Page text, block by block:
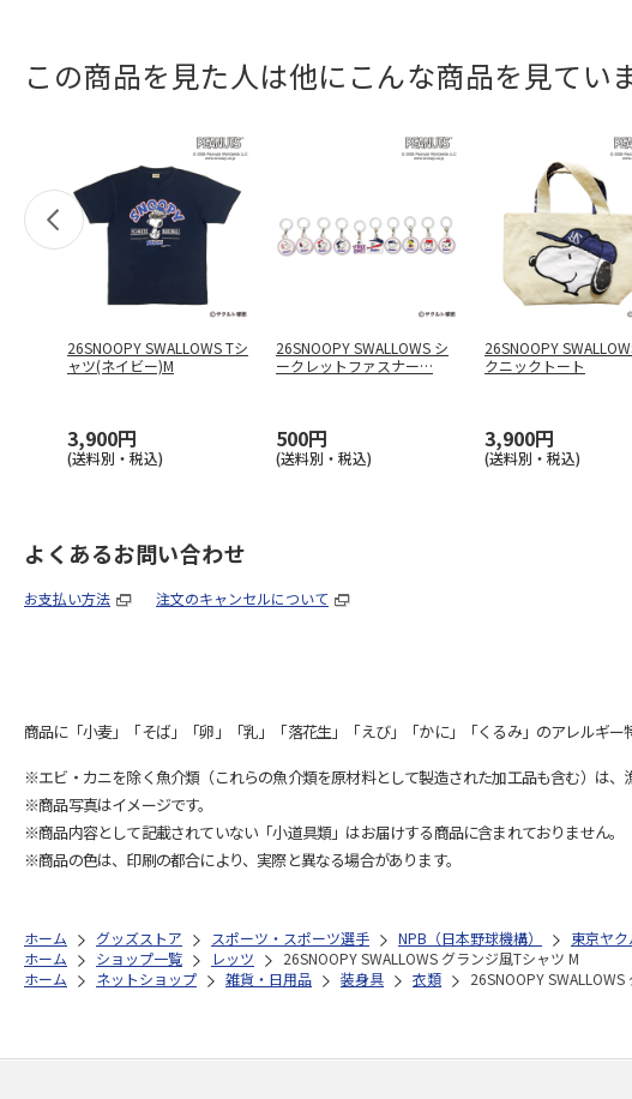
この商品を見た人は他にこんな商品を見ていま
26SNOOPY SWALLOWS Tシ
ャツ(ネイビー)M
3,900円
(送料別・税込)
26SNOOPY SWALLOWS シ
ークレットファスナー…
500円
(送料別・税込)
26SNOOPY
クニックトート
3,900円
(送料別・税込)
よくあるお問い合わせ
お支払い方法 注文のキャンセルについて
商品に「小麦」「そば」「卵」「乳」「落花生」「えび」「かに」「くるみ」のアレルギー
※エビ・カニを除く魚介類（これらの魚介類を原材料として製造された加工品も含む）は
※商品写真はイメージです。
※商品内容として記載されていない「小道具類」はお届けする商品に含まれておりません。
※商品の色は、印刷の都合により、実際と異なる場合があります。
ホーム グッズストア スポーツ・スポーツ選手 NPB（日本野球機構） 東京ヤ
ホーム
ショップ一覧 レッツ
26SNOOPY SWALLOWS グランジ風Tシャツ M
ホーム
ネットショップ 雑貨・日用品 装身具 衣類 26SNOOPY